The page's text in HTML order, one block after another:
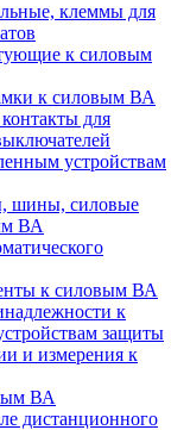
клеммы для
к силовым
к силовым ВА
для
устройствам
шины, силовые
ВА
к силовым ВА
к
защиты
и измерения к
ВА
дистанционного